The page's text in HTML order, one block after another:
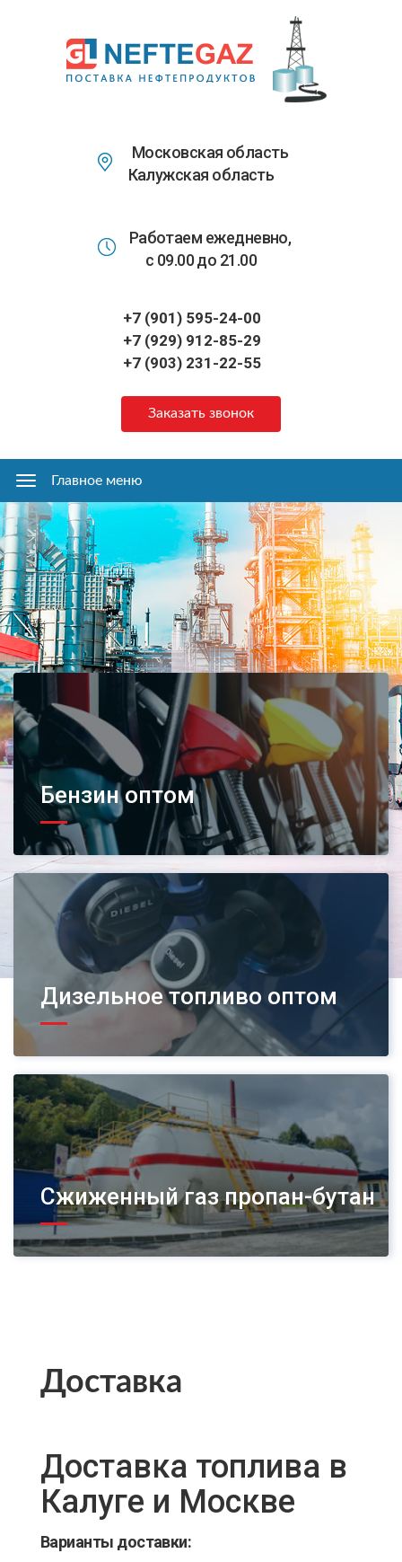
основному
содержанию
Московская область
Калужская область
Работаем ежедневно,
с 09.00 до 21.00
+7 (901) 595-24-00
+7 (929) 912-85-29
+7 (903) 231-22-55
Заказать звонок
Главное
меню
Главное меню
Бензин оптом
Дизельное топливо оптом
Сжиженный газ пропан-бутан
Доставка
Доставка топлива в
Калуге и Москве
Варианты доставки: